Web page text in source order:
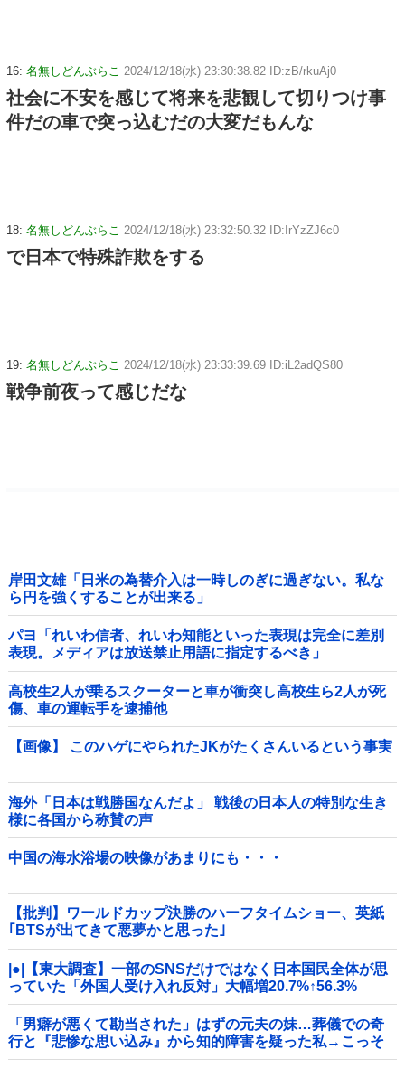
16: 名無しどんぶらこ 2024/12/18(水) 23:30:38.82 ID:zB/rkuAj0
社会に不安を感じて将来を悲観して切りつけ事
件だの車で突っ込むだの大変だもんな
18: 名無しどんぶらこ 2024/12/18(水) 23:32:50.32 ID:IrYzZJ6c0
で日本で特殊詐欺をする
19: 名無しどんぶらこ 2024/12/18(水) 23:33:39.69 ID:iL2adQS80
戦争前夜って感じだな
岸田文雄「日米の為替介入は一時しのぎに過ぎない。私な
ら円を強くすることが出来る」
パヨ「れいわ信者、れいわ知能といった表現は完全に差別
表現。メディアは放送禁止用語に指定するべき」
高校生2人が乗るスクーターと車が衝突し高校生ら2人が死
傷、車の運転手を逮捕他
【画像】 このハゲにやられたJKがたくさんいるという事実
海外「日本は戦勝国なんだよ」 戦後の日本人の特別な生き
様に各国から称賛の声
中国の海水浴場の映像があまりにも・・・
【批判】ワールドカップ決勝のハーフタイムショー、英紙
｢BTSが出てきて悪夢かと思った｣
|●|【東大調査】一部のSNSだけではなく日本国民全体が思
っていた「外国人受け入れ反対」大幅増20.7%↑56.3%
「男癖が悪くて勘当された」はずの元夫の妹…葬儀での奇
行と『悲惨な思い込み』から知的障害を疑った私→こっそ
り病院へ誘導し行政保護させた話